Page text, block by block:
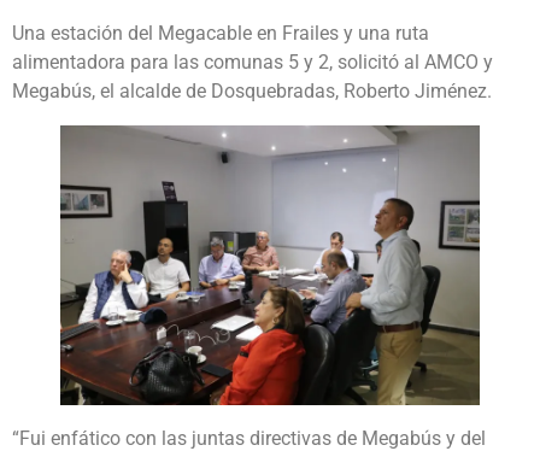
Una estación del Megacable en Frailes y una ruta
alimentadora para las comunas 5 y 2, solicitó al AMCO y
Megabús, el alcalde de Dosquebradas, Roberto Jiménez.
“Fui enfático con las juntas directivas de Megabús y del